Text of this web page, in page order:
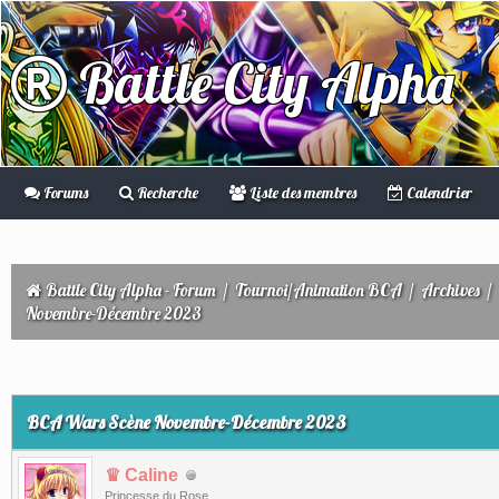
Battle City Alpha
Forums Recherche Liste des membres Calendrier
Battle City Alpha - Forum/ Tournoi/Animation BCA/ Archives/
Novembre-Décembre 2023
BCA Wars Scène Novembre-Décembre 2023
♛ Caline
Princesse du Rose